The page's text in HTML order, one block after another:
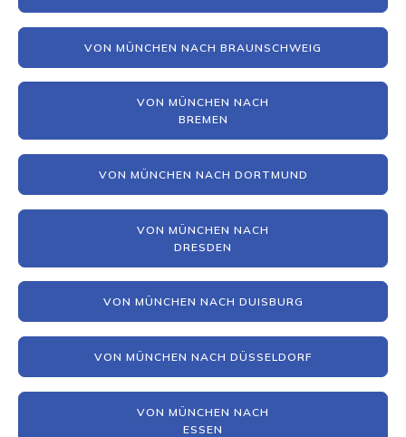
VON MÜNCHEN NACH BRAUNSCHWEIG
VON MÜNCHEN NACH
BREMEN
VON MÜNCHEN NACH DORTMUND
VON MÜNCHEN NACH
DRESDEN
VON MÜNCHEN NACH DUISBURG
VON MÜNCHEN NACH DÜSSELDORF
VON MÜNCHEN NACH
ESSEN